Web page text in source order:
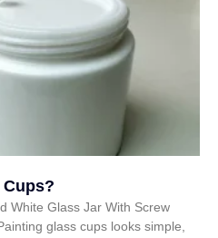
Cups?
White Glass Jar With Screw
glass cups looks simple,